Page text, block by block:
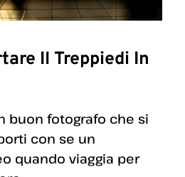
Il Treppiedi In
buon fotografo che si
con se un
quando viaggia per